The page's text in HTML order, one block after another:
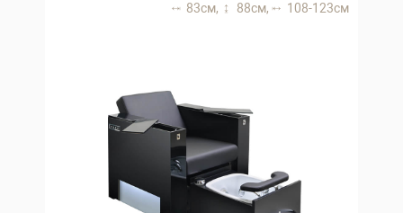
83 см, 88 см, 108-123 см